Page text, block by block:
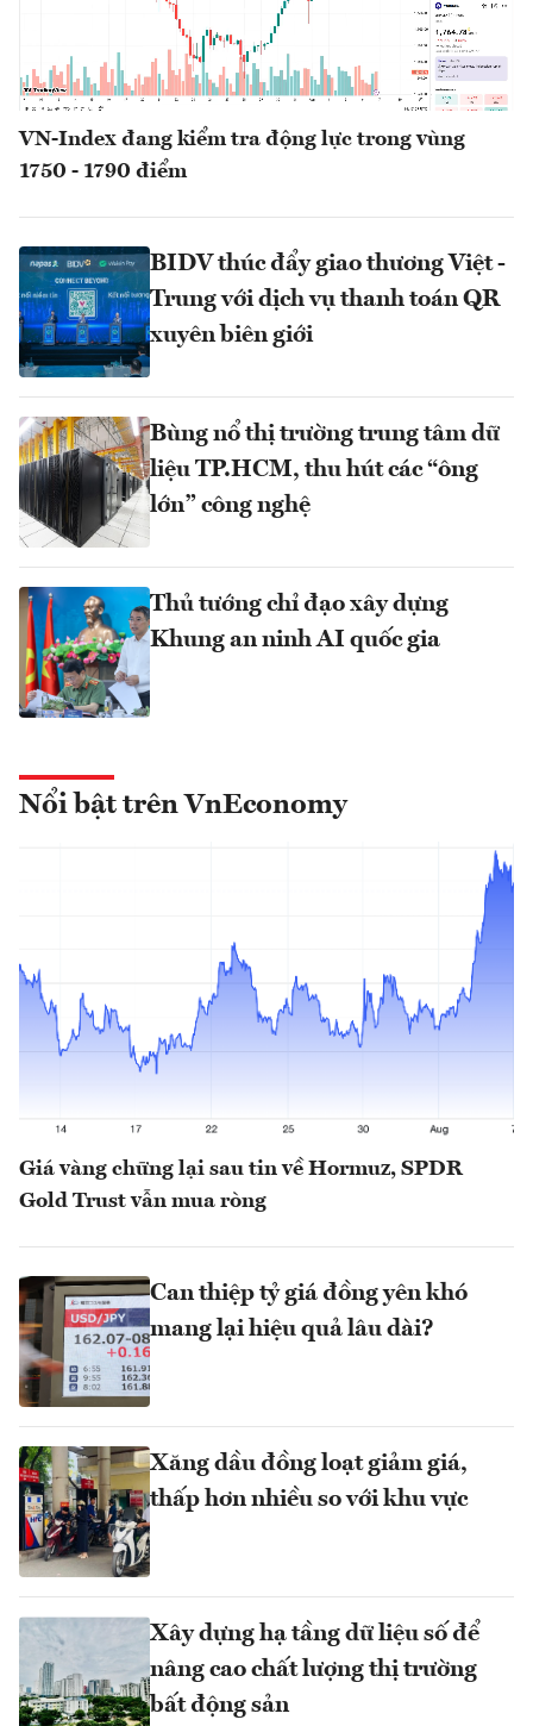
VN-Index đang kiểm tra động lực trong vùng
1750 - 1790 điểm
BIDV thúc đẩy giao thương Việt -
Trung với dịch vụ thanh toán QR
xuyên biên giới
Bùng nổ thị trường trung tâm dữ
liệu TP.HCM, thu hút các “ông
lớn” công nghệ
Thủ tướng chỉ đạo xây dựng
Khung an ninh AI quốc gia
Nổi bật trên VnEconomy
Giá vàng chững lại sau tin về Hormuz, SPDR
Gold Trust vẫn mua ròng
Can thiệp tỷ giá đồng yên khó
mang lại hiệu quả lâu dài?
Xăng dầu đồng loạt giảm giá,
thấp hơn nhiều so với khu vực
Xây dựng hạ tầng dữ liệu số để
nâng cao chất lượng thị trường
bất động sản